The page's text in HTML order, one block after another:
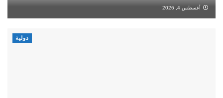
أغسطس 4, 2026
دولية